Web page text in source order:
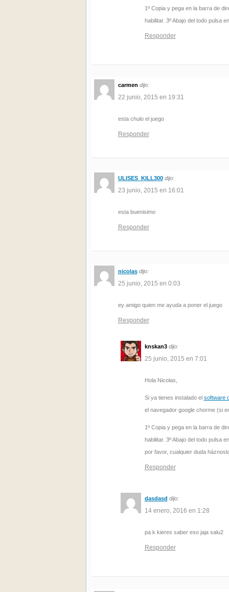
1º Copia y pega en la barra de
habilitar. 3º Abajo del todo pulsa
Responder
carmen dijo:
22 junio, 2015 en 19:31
esta chulo el juego
Responder
ULISES_KILL300 dijo:
23 junio, 2015 en 16:01
esta buenisimo
Responder
nicolas dijo:
25 junio, 2015 en 0:03
ey amigo quien me ayuda a poner el juego
Responder
knskan3 dijo:
25 junio, 2015 en 7:01
Hola Nicolas,
Si ya tienes instalado el software
el navegador google chorme (si
1º Copia y pega en la barra de
habilitar. 3º Abajo del todo pulsa
por favor, cualquier duda
Responder
dasdasd dijo:
14 enero, 2016 en 1:28
pa k kieres saber eso jaja salu2
Responder